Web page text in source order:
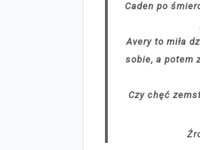
Caden po
Avery to miła
sobie, a potem
Czy chęć